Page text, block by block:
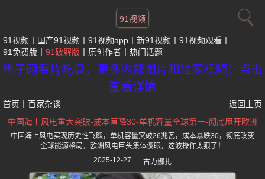
91视频
91视频 国产91视频 91视频app 新91视频
91视频观看
91免费版
91破解版 原创作者 热门话题
黑子网看片吃瓜，更多内部图片和独家视频：点击
查看详情
首页 百家杂谈
返回上页
中国海上风电重大突破-成本直降30-单机容量全球第一-彻底甩开欧洲
中国海上风电实现历史性飞跃，单机容量突破26兆瓦，成本暴跌30，彻底改变
全球能源格局，欧洲风电巨头集体傻眼，这波操作太狠了！
2025-12-27
古力娜扎